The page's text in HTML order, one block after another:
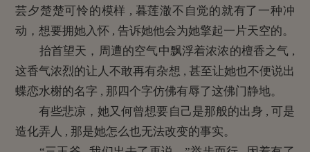
芸夕楚楚可怜的模样 , 暮莲澈不自觉的就有了一种冲
动，想要拥她入怀 , 告诉她他会为她擎起一片天空的。
抬首望天，周遭的空气中飘浮着浓浓的檀香之气 ,
这香气浓烈的让人不敢再有杂想 , 甚至让她也不便说出
蝶恋水榭的名字 , 那四个字仿佛有辱了这佛门静地。
有些悲凉，她又何曾想要自己是那般的出身 , 可是
造化弄人 , 那是她怎么也无法改变的事实。